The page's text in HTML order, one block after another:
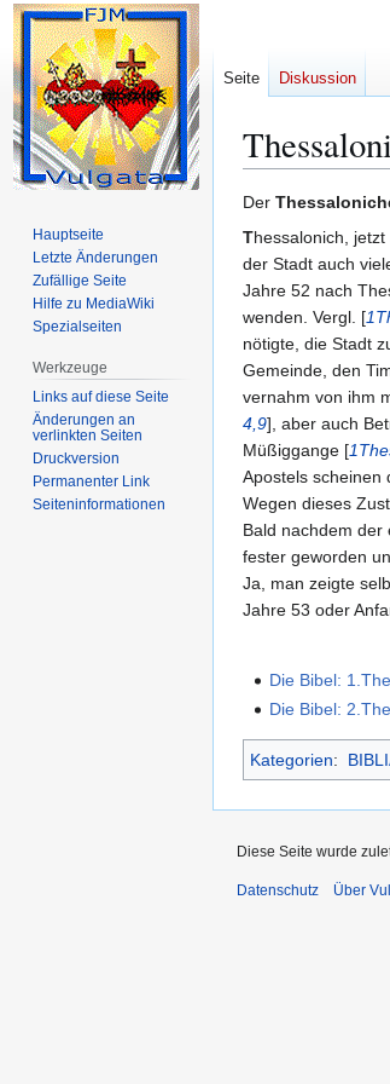
Zur
Navigation
springen
Zur
Suche
springen
Der
Thessalonich,
der Stadt auch
Jahre 52 nach
wenden. Vergl. [
nötigte, die Stadt
Gemeinde, den
vernahm von ihm
4,9], aber auch
Müßiggange [
Apostels scheinen
Wegen dieses
Bald nachdem der
fester geworden
Ja, man zeigte
Jahre 53 oder
Die Bibel:
Die Bibel:
Kategorien:
Seite Diskussion
Hauptseite
Letzte Änderungen
Zufällige Seite
Hilfe zu MediaWiki
Spezialseiten
Werkzeuge
Links auf diese Seite
Änderungen an
verlinkten Seiten
Druckversion
Permanenter Link
Seiten­­informationen
Diese Seite wurde
Datenschutz Über